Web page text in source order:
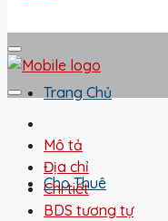
Trang Chủ
Cho Thuê
Mô tả
Địa chỉ
Chi tiết
BDS tương tự